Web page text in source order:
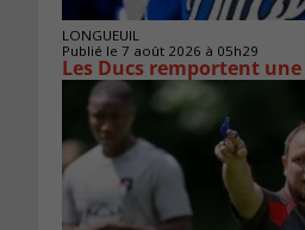
LONGUEUIL
Publié le 7 août 2026 à 05h29
Les Ducs remportent